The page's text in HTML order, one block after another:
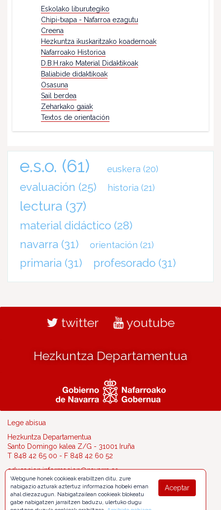
Eskolako liburutegiko
Chipi-txapa - Nafarroa ezagutu
Creena
Hezkuntza ikuskaritzako koadernoak
Nafarroako Historioa
D.B.H.rako Material Didaktikoak
Baliabide didaktikoak
Osasuna
Sail berdea
Zeharkako gaiak
Textos de orientación
e.s.o. (61) euskera (20)
evaluación (25) historia (21)
lectura (37)
material didáctico (28)
navarra (31) orientación (21)
primaria (31) profesorado (31)
twitter youtube
Hezkuntza Departamentua
Lege abisua
Hezkuntza Departamentua
Santo Domingo kalea Z/G - 31001 Iruña
T 848 42 65 00 - F 848 42 60 52
educacion.informacion@navarra.es
Aceptar
Webgune honek cookieak erabiltzen ditu, zure
nabigazio azturak aztertuz informazioa hobeki eman
ahal diezazugun. Nabigatzailean cookieak blokeatu
gabe nabigatzen jarraitzen baduzu, ulertuko dugu